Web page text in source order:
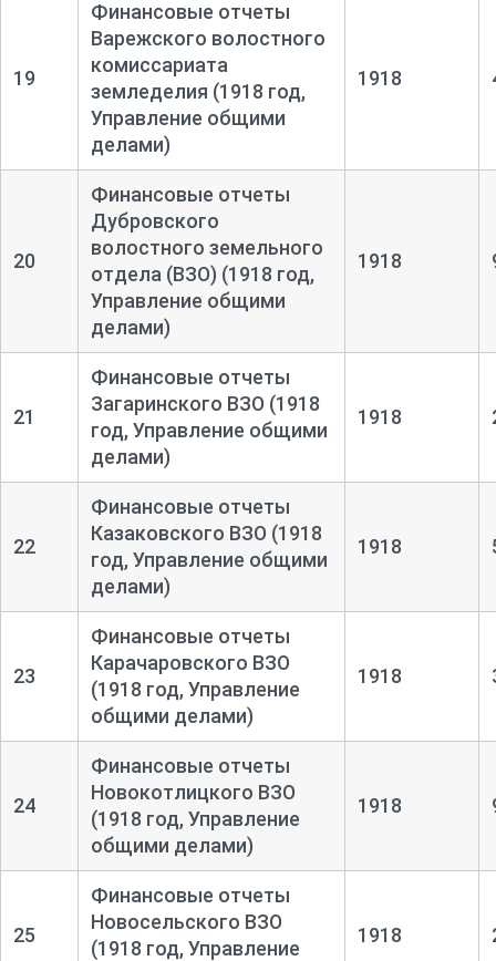
19
Финансовые отчеты
Варежского волостного
комиссариата
земледелия (1918 год,
Управление общими
делами)
1918
20
Финансовые отчеты
Дубровского
волостного земельного
отдела (ВЗО) (1918 год,
Управление общими
делами)
1918
21
Финансовые отчеты
Загаринского ВЗО (1918
год, Управление общими
делами)
1918
22
Финансовые отчеты
Казаковского ВЗО (1918
год, Управление общими
делами)
1918
23
Финансовые отчеты
Карачаровского ВЗО
(1918 год, Управление
общими делами)
1918
24
Финансовые отчеты
Новокотлицкого ВЗО
(1918 год, Управление
общими делами)
1918
25
Финансовые отчеты
Новосельского ВЗО
(1918 год, Управление
1918